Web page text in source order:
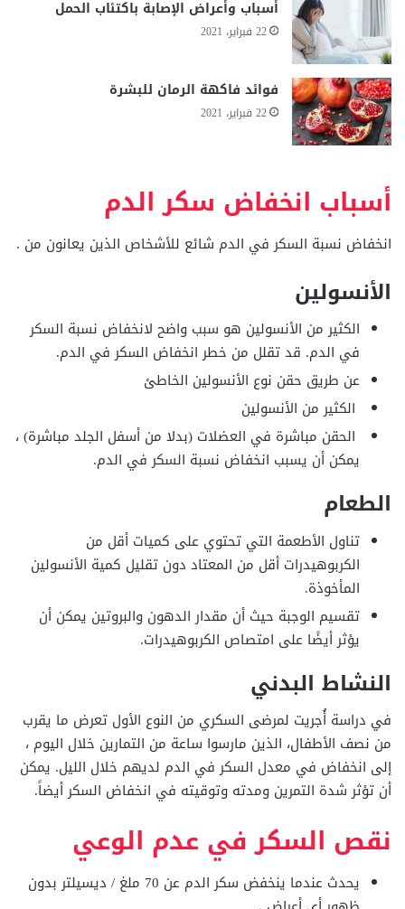
أسباب وأعراض الإصابة باكتئاب الحمل
22 فبراير، 2021
فوائد فاكهة الرمان للبشرة
22 فبراير، 2021
أسباب انخفاض سكر الدم
انخفاض نسبة السكر في الدم شائع للأشخاص الذين يعانون من .
الأنسولين
الكثير من الأنسولين هو سبب واضح لانخفاض نسبة السكر
في الدم. قد تقلل من خطر انخفاض السكر في الدم.
عن طريق حقن نوع الأنسولين الخاطئ
الكثير من الأنسولين
الحقن مباشرة في العضلات (بدلا من أسفل الجلد مباشرة) ،
يمكن أن يسبب انخفاض نسبة السكر في الدم.
الطعام
تناول الأطعمة التي تحتوي على كميات أقل من
الكربوهيدرات أقل من المعتاد دون تقليل كمية الأنسولين
المأخوذة.
تقسيم الوجبة حيث أن مقدار الدهون والبروتين يمكن أن
يؤثر أيضًا على امتصاص الكربوهيدرات.
النشاط البدني
في دراسة أُجريت لمرضى السكري من النوع الأول تعرض ما يقرب
من نصف الأطفال، الذين مارسوا ساعة من التمارين خلال اليوم ،
إلى انخفاض في معدل السكر في الدم لديهم خلال الليل. يمكن
أن تؤثر شدة التمرين ومدته وتوقيته في انخفاض السكر أيضاً.
نقص السكر في عدم الوعي
يحدث عندما ينخفض سكر الدم عن 70 ملغ / ديسيلتر بدون